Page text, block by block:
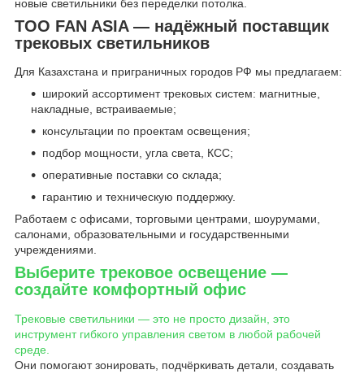
новые светильники без переделки потолка.
ТОО FAN ASIA — надёжный поставщик
трековых светильников
Для Казахстана и приграничных городов РФ мы предлагаем:
широкий ассортимент трековых систем: магнитные,
накладные, встраиваемые;
консультации по проектам освещения;
подбор мощности, угла света, КСС;
оперативные поставки со склада;
гарантию и техническую поддержку.
Работаем с офисами, торговыми центрами, шоурумами,
салонами, образовательными и государственными
учреждениями.
Выберите трековое освещение —
создайте комфортный офис
Трековые светильники — это не просто дизайн, это
инструмент гибкого управления светом в любой рабочей
среде.
Они помогают зонировать, подчёркивать детали, создавать